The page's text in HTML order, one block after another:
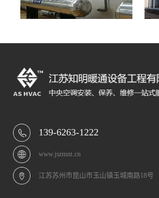
139-6263-1222
www.jszmnt.cn
江苏苏州市昆山市玉山镇玉城南路18号